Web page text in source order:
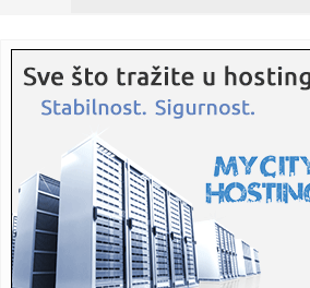
18:00: Beat (Belew, Levin, Vai, Bozzio)
g...
17:52:
se ...
17:50:Optužnica protiv 20 osoba za
među n...
17:47:Snažan pljusak se sručio na
ovi ...